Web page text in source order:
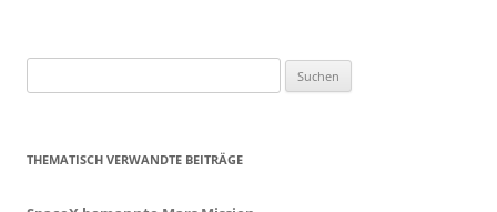
nach:
THEMATISCH VERWANDTE BEITRÄGE